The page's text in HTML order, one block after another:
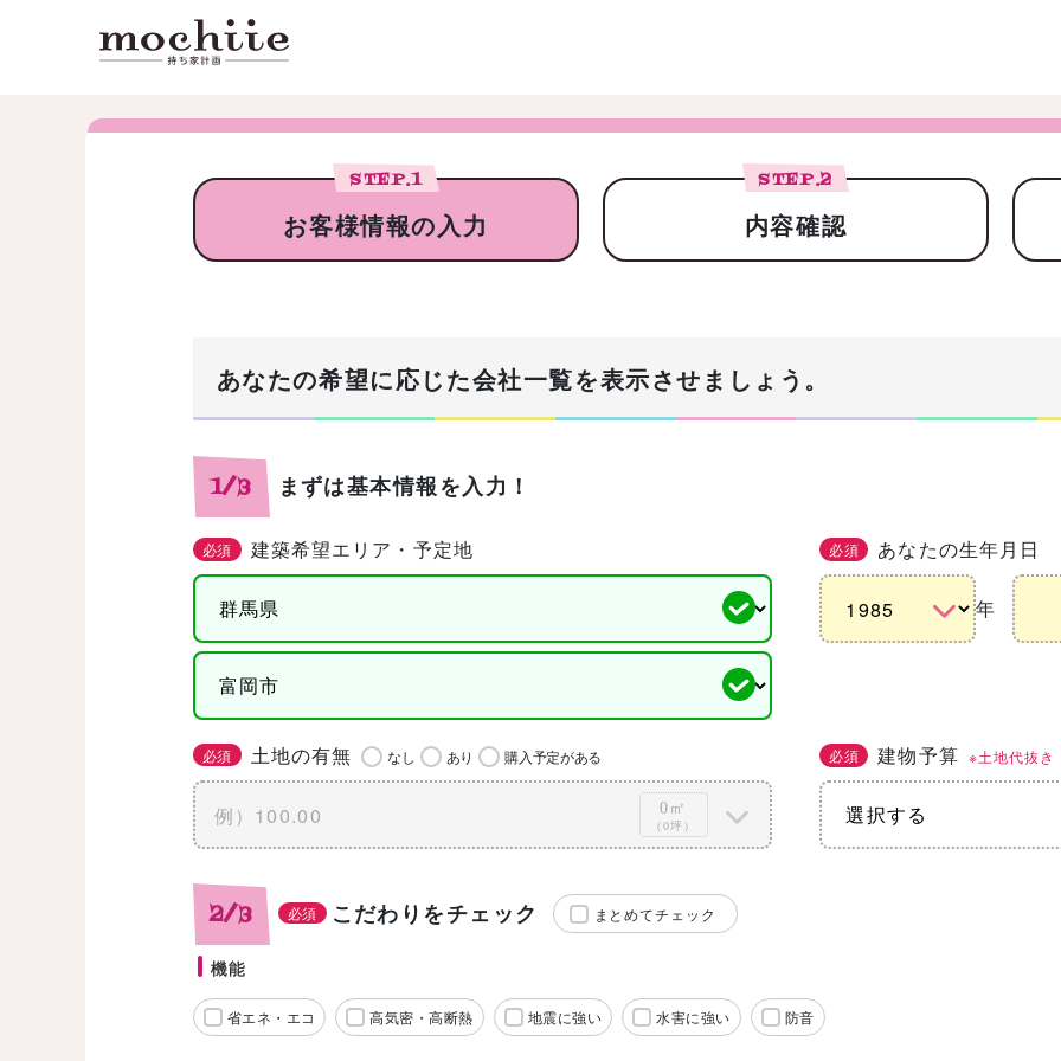
STEP.1
お客様情報の入力
STEP.2
内容確認
あなたの希望に応じた会社一覧を表示させましょう。
1/3 まずは基本情報を入力！
必須 建築希望エリア・予定地 必須 あなたの生年月日
年
必須 土地の有無 なし あり 購入予定がある
0㎡
（0坪）
必須 建物予算 ※土地代抜き
2/3 必須 こだわりをチェック まとめてチェック
機能
省エネ・エコ 高気密・高断熱 地震に強い 水害に強い 防音